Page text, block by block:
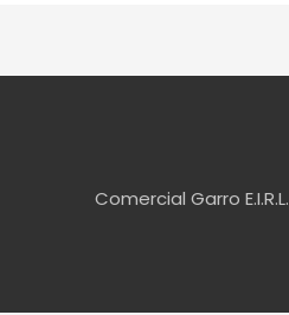
Comercial Garro E.I.R.L.